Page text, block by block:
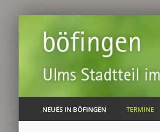
NEUES IN BÖFINGEN TERMINE